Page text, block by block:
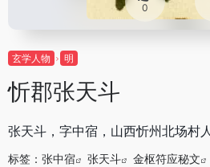
0
玄学人物 明
忻郡张天斗
张天斗，字中宿，山西忻州北场村
标签： 张中宿 张天斗 金枢符应秘文